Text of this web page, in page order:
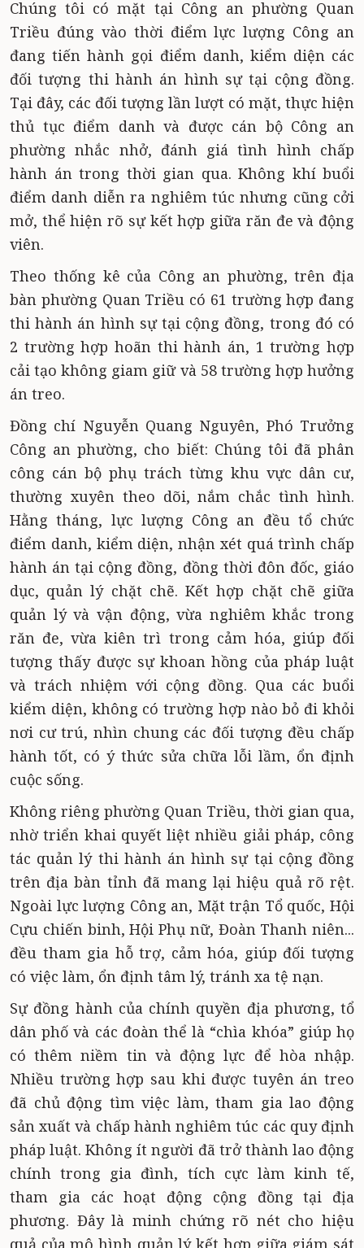
Chúng tôi có mặt tại Công an phường Quan
Triều đúng vào thời điểm lực lượng Công an
đang tiến hành gọi điểm danh, kiểm diện các
đối tượng thi hành án hình sự tại cộng đồng.
Tại đây, các đối tượng lần lượt có mặt, thực hiện
thủ tục điểm danh và được cán bộ Công an
phường nhắc nhở, đánh giá tình hình chấp
hành án trong thời gian qua. Không khí buổi
điểm danh diễn ra nghiêm túc nhưng cũng cởi
mở, thể hiện rõ sự kết hợp giữa răn đe và động
viên.
Theo thống kê của Công an phường, trên địa
bàn phường Quan Triều có 61 trường hợp đang
thi hành án hình sự tại cộng đồng, trong đó có
2 trường hợp hoãn thi hành án, 1 trường hợp
cải tạo không giam giữ và 58 trường hợp hưởng
án treo.
Đồng chí Nguyễn Quang Nguyên, Phó Trưởng
Công an phường, cho biết: Chúng tôi đã phân
công cán bộ phụ trách từng khu vực dân cư,
thường xuyên theo dõi, nắm chắc tình hình.
Hằng tháng, lực lượng Công an đều tổ chức
điểm danh, kiểm diện, nhận xét quá trình chấp
hành án tại cộng đồng, đồng thời đôn đốc, giáo
dục, quản lý chặt chẽ. Kết hợp chặt chẽ giữa
quản lý và vận động, vừa nghiêm khắc trong
răn đe, vừa kiên trì trong cảm hóa, giúp đối
tượng thấy được sự khoan hồng của pháp luật
và trách nhiệm với cộng đồng. Qua các buổi
kiểm diện, không có trường hợp nào bỏ đi khỏi
nơi cư trú, nhìn chung các đối tượng đều chấp
hành tốt, có ý thức sửa chữa lỗi lầm, ổn định
cuộc sống.
Không riêng phường Quan Triều, thời gian qua,
nhờ triển khai quyết liệt nhiều giải pháp, công
tác quản lý thi hành án hình sự tại cộng đồng
trên địa bàn tỉnh đã mang lại hiệu quả rõ rệt.
Ngoài lực lượng Công an, Mặt trận Tổ quốc, Hội
Cựu chiến binh, Hội Phụ nữ, Đoàn Thanh niên...
đều tham gia hỗ trợ, cảm hóa, giúp đối tượng
có việc làm, ổn định tâm lý, tránh xa tệ nạn.
Sự đồng hành của chính quyền địa phương, tổ
dân phố và các đoàn thể là “chìa khóa” giúp họ
có thêm niềm tin và động lực để hòa nhập.
Nhiều trường hợp sau khi được tuyên án treo
đã chủ động tìm việc làm, tham gia lao động
sản xuất và chấp hành nghiêm túc các quy định
pháp luật. Không ít người đã trở thành lao động
chính trong gia đình, tích cực làm kinh tế,
tham gia các hoạt động cộng đồng tại địa
phương. Đây là minh chứng rõ nét cho hiệu
quả của mô hình quản lý kết hợp giữa giám sát